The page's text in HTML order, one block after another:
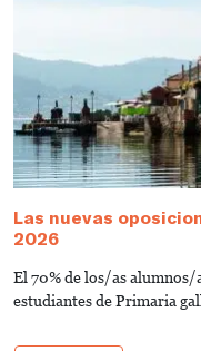
Las nuevas
2026
El 70% de los/as alumnos/
estudiantes de Primaria